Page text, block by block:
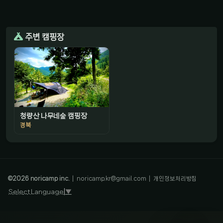
주변 캠핑장
청량산 나무네숲 캠핑장
경북
©2026noricamp inc. noricamp.kr@gmail.com 개인정보처리방침
Select Language ▼